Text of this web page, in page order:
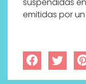
suspendidas
emitidas por